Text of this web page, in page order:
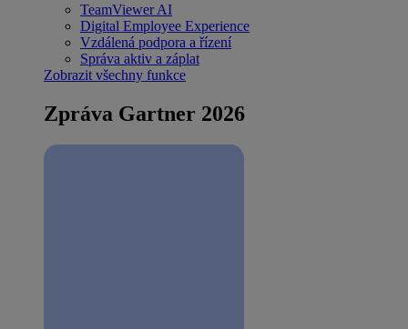
TeamViewer AI
Digital Employee Experience
Vzdálená podpora a řízení
Správa aktiv a záplat
Zobrazit všechny funkce
Zpráva Gartner 2026